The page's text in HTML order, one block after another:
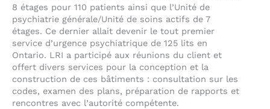
8 étages pour 110 patients ainsi que l’Unité de
psychiatrie générale/Unité de soins actifs de 7
étages. Ce dernier allait devenir le tout premier
service d’urgence psychiatrique de 125 lits en
Ontario. LRI a participé aux réunions du client et
offert divers services pour la conception et la
construction de ces bâtiments : consultation sur les
codes, examen des plans, préparation de rapports et
rencontres avec l’autorité compétente.